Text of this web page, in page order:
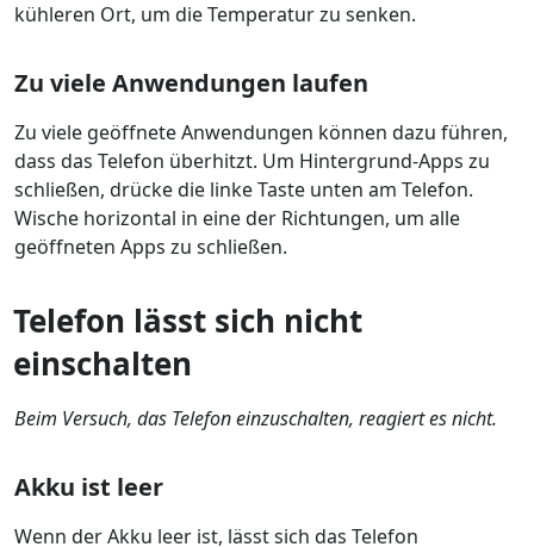
kühleren Ort, um die Temperatur zu senken.
Zu viele Anwendungen laufen
Zu viele geöffnete Anwendungen können dazu führen,
dass das Telefon überhitzt. Um Hintergrund-Apps zu
schließen, drücke die linke Taste unten am Telefon.
Wische horizontal in eine der Richtungen, um alle
geöffneten Apps zu schließen.
Telefon lässt sich nicht
einschalten
Beim Versuch, das Telefon einzuschalten, reagiert es nicht.
Akku ist leer
Wenn der Akku leer ist, lässt sich das Telefon